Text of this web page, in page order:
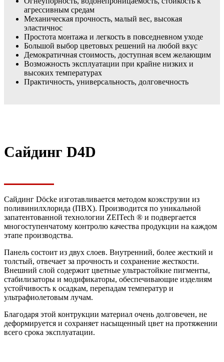
агрессивным средам
Механическая прочность, малый вес, высокая
эластичнос
Простота монтажа и легкость в повседневном уходе
Большой выбор цветовых решений на любой вкус
Демократичная стоимость, доступная всем желающим
Возможность эксплуатации при крайне низких и
высоких температурах
Практичность, универсальность, долговечность
Сайдинг D4D
Сайдинг Döcke изготавливается методом коэкструзии из
поливинилхлорида (ПВХ). Производится по уникальной
запатентованной технологии ZEITech ® и подвергается
многоступенчатому контролю качества продукции на каждом
этапе производства.
Панель состоит из двух слоев. Внутренний, более жесткий и
толстый, отвечает за прочность и сохранение жесткости.
Внешний слой содержит цветные ультрастойкие пигменты,
стабилизаторы и модификаторы, обеспечивающие изделиям
устойчивость к осадкам, перепадам температур и
ультрафиолетовым лучам.
Благодаря этой контрукции материал очень долговечен, не
деформируется и сохраняет насыщенный цвет на протяжении
всего срока эксплуатации.